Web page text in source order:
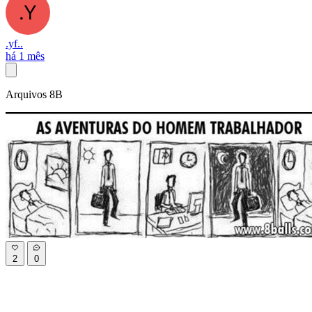
.yf..
há 1 mês
Arquivos 8B
2 0